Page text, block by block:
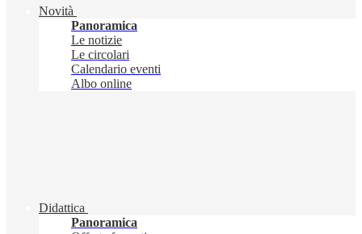
Novità
Panoramica
Le notizie
Le circolari
Calendario eventi
Albo online
Didattica
Panoramica